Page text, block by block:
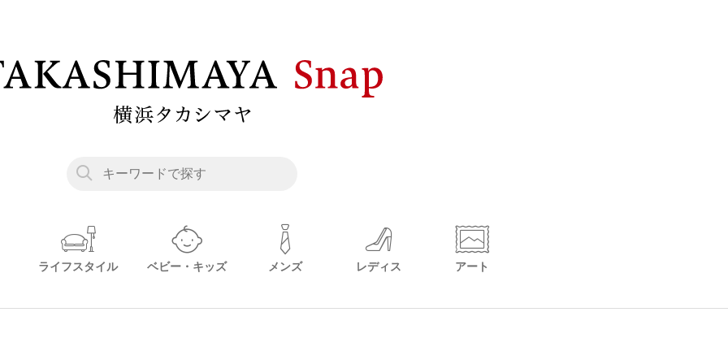
ライフスタイル ベビー・キッズ メンズ レディス アート